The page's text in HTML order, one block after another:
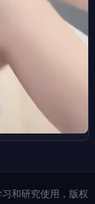
和研究使用，版权